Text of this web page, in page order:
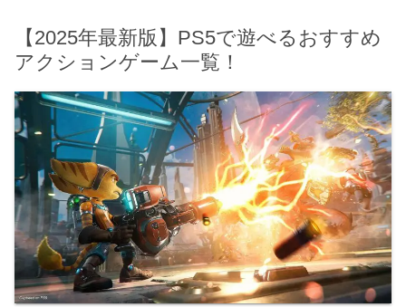
【2025年最新版】PS5で遊べるおすすめ
アクションゲーム一覧！